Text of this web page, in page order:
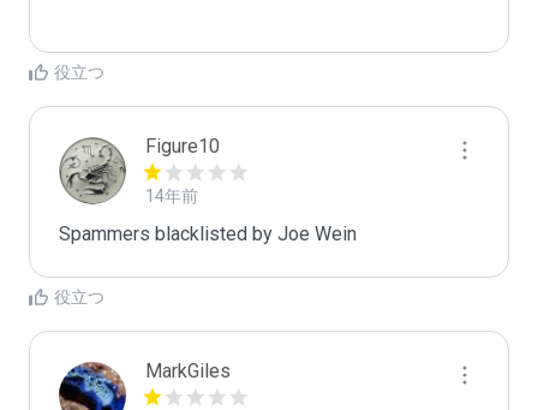
役立つ
Figure10
14年前
Spammers blacklisted by Joe Wein
役立つ
MarkGiles